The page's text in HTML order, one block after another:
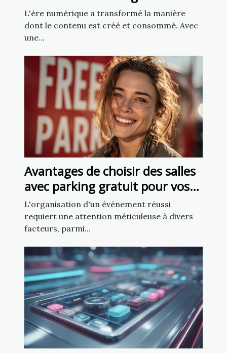
utilisant l'intelligence artificielle
L'ère numérique a transformé la manière
dont le contenu est créé et consommé. Avec
une...
Avantages de choisir des salles
avec parking gratuit pour vos
événements
L'organisation d'un événement réussi
requiert une attention méticuleuse à divers
facteurs, parmi...